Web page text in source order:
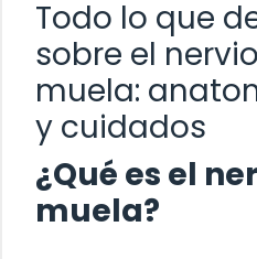
Todo lo que
sobre el
muela:
y cuidados
¿Qué es el
muela?